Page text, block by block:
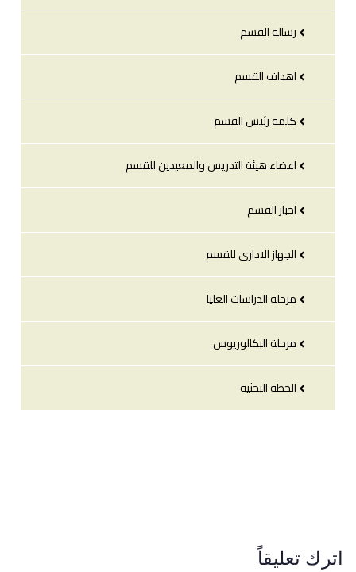
رسالة القسم
اهداف القسم
كلمة رئيس القسم
اعضاء هيئة التدريس والمعيدين للقسم
اخبار القسم
الجهاز الادارى للقسم
مرحلة الدراسات العليا
مرحلة البكالوريوس
الخطة البحثية
اترك تعليقاً